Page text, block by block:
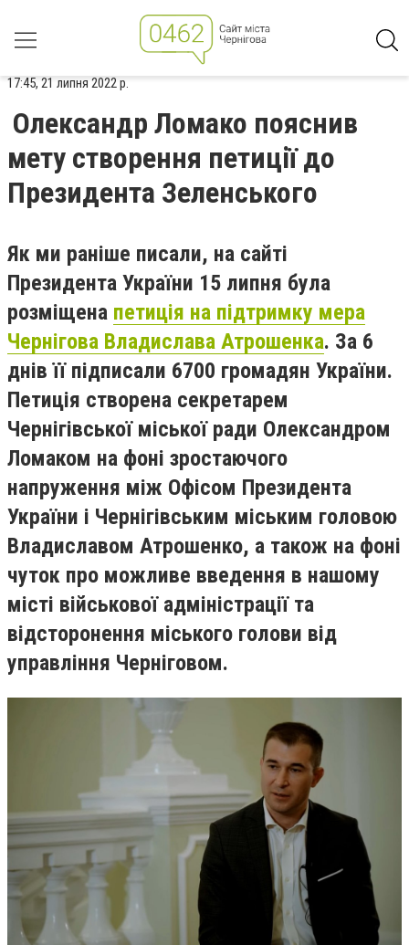
17:45, 21 липня 2022 р.
Олександр Ломако пояснив
мету створення петиції до
Президента Зеленського
Як ми раніше писали, на сайті
Президента України 15 липня була
розміщена петиція на підтримку мера
Чернігова Владислава Атрошенка. За 6
днів її підписали 6700 громадян України.
Петиція створена секретарем
Чернігівської міської ради Олександром
Ломаком на фоні зростаючого
напруження між Офісом Президента
України і Чернігівським міським головою
Владиславом Атрошенко, а також на фоні
чуток про можливе введення в нашому
місті військової адміністрації та
відсторонення міського голови від
управління Черніговом.